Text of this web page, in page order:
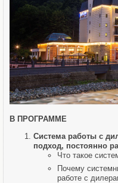
В ПРОГРАММЕ
Система работы с
подход, постоянно
Что такое
Почему
работе с